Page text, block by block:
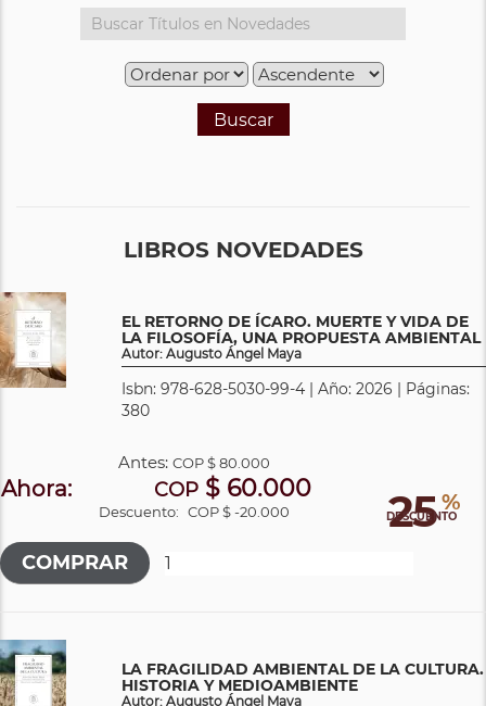
Buscar
LIBROS NOVEDADES
EL RETORNO DE ÍCARO. MUERTE Y VIDA DE
LA FILOSOFÍA, UNA PROPUESTA AMBIENTAL
Autor: Augusto Ángel Maya
Isbn: 978-628-5030-99-4 | Año: 2026 | Páginas:
380
25 %
DESCUENTO
Antes:COP$ 80.000
Ahora: COP$ 60.000
Descuento: COP $ -20.000
LA FRAGILIDAD AMBIENTAL DE LA CULTURA.
HISTORIA Y MEDIOAMBIENTE
Autor: Augusto Ángel Maya